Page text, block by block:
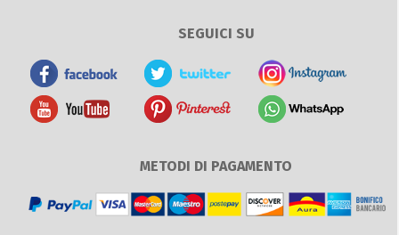
SEGUICI SU
METODI DI PAGAMENTO